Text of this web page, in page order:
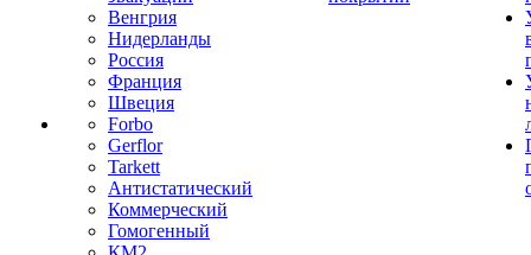
Венгрия
Нидерланды
Россия
Франция
Швеция
Forbo
Gerflor
Tarkett
Антистатический
Коммерческий
Гомогенный